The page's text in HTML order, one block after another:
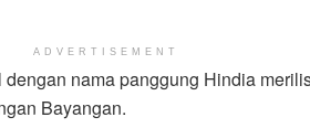
ADVERTISEMENT
nama panggung Hindia
Bayangan.